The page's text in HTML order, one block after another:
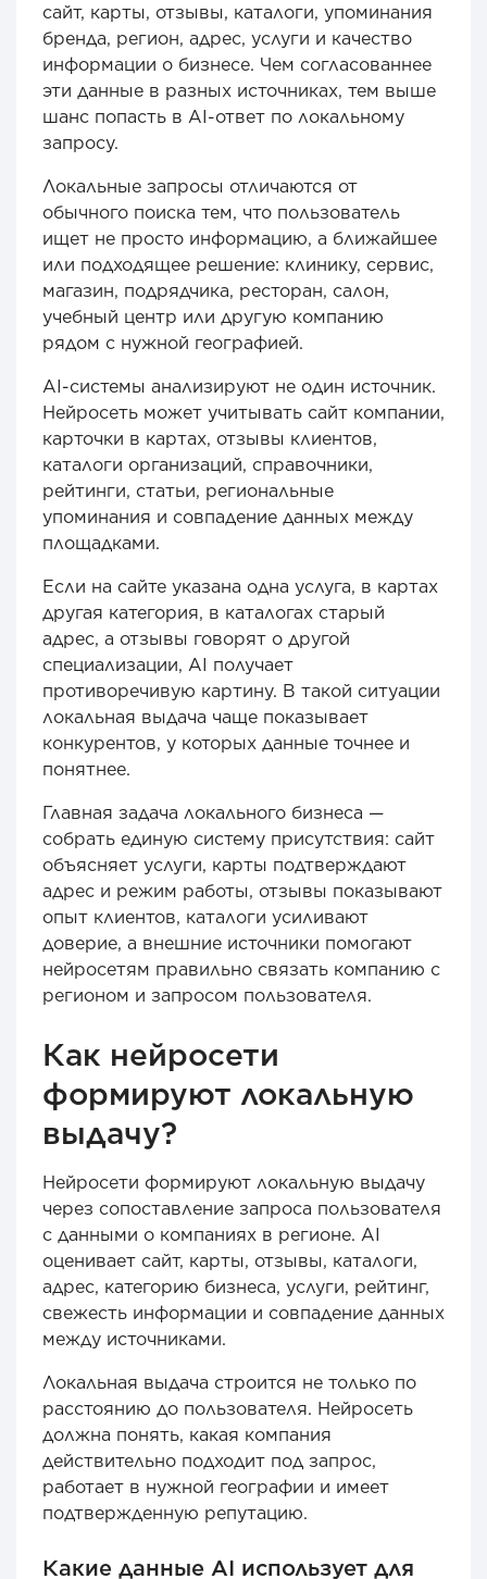
сайт, карты, отзывы, каталоги, упоминания
бренда, регион, адрес, услуги и качество
информации о бизнесе. Чем согласованнее
эти данные в разных источниках, тем выше
шанс попасть в AI-ответ по локальному
запросу.
Локальные запросы отличаются от
обычного поиска тем, что пользователь
ищет не просто информацию, а ближайшее
или подходящее решение: клинику, сервис,
магазин, подрядчика, ресторан, салон,
учебный центр или другую компанию
рядом с нужной географией.
AI-системы анализируют не один источник.
Нейросеть может учитывать сайт компании,
карточки в картах, отзывы клиентов,
каталоги организаций, справочники,
рейтинги, статьи, региональные
упоминания и совпадение данных между
площадками.
Если на сайте указана одна услуга, в картах
другая категория, в каталогах старый
адрес, а отзывы говорят о другой
специализации, AI получает
противоречивую картину. В такой ситуации
локальная выдача чаще показывает
конкурентов, у которых данные точнее и
понятнее.
Главная задача локального бизнеса —
собрать единую систему присутствия: сайт
объясняет услуги, карты подтверждают
адрес и режим работы, отзывы показывают
опыт клиентов, каталоги усиливают
доверие, а внешние источники помогают
нейросетям правильно связать компанию с
регионом и запросом пользователя.
Как нейросети
формируют локальную
выдачу?
Нейросети формируют локальную выдачу
через сопоставление запроса пользователя
с данными о компаниях в регионе. AI
оценивает сайт, карты, отзывы, каталоги,
адрес, категорию бизнеса, услуги, рейтинг,
свежесть информации и совпадение данных
между источниками.
Локальная выдача строится не только по
расстоянию до пользователя. Нейросеть
должна понять, какая компания
действительно подходит под запрос,
работает в нужной географии и имеет
подтвержденную репутацию.
Какие данные AI использует для